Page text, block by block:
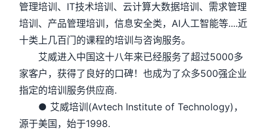
管理培训、IT技术培训、云计算大数据培训、需求管理
培训、产品管理培训，信息安全类，AI人工智能等....近
十类上几百门的课程的培训与咨询服务。
艾威进入中国这十八年来已经服务了超过5000多
家客户，获得了良好的口碑！也成为了众多500强企业
指定的培训服务供应商.
● 艾威培训(Avtech Institute of Technology)，
源于美国，始于1998.